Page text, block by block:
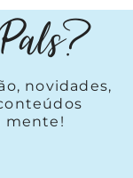
novidades,
mente!